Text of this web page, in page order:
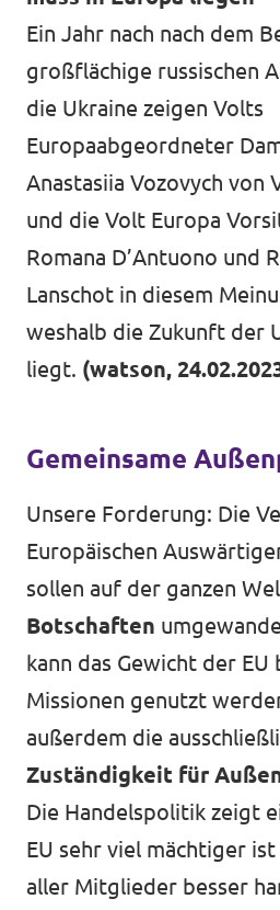
Leichte Sprache
Jobs bei Volt Hessen
Volt vor Ort in Hessen
Transparenz
Impressum
Kontakt
Ein Jahr nach nach dem
großflächige russischen
die Ukraine zeigen Volts
Europaabgeordneter
Anastasiia Vozovych von
und die Volt Europa
Romana D’Antuono und
Lanschot in diesem
weshalb die Zukunft der
liegt. (watson,
Gemeinsame
Unsere Forderung: Die
Europäischen
sollen auf der ganzen
Botschaften
kann das Gewicht der
Missionen genutzt
außerdem die
Zuständigkeit für
Die Handelspolitik zeigt
EU sehr viel mächtiger
aller Mitglieder besser